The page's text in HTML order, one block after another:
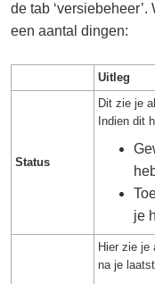
de tab
een aantal dingen:
Uitleg
Status
Dit zie je
Indien dit
je
Hier zie je
na je